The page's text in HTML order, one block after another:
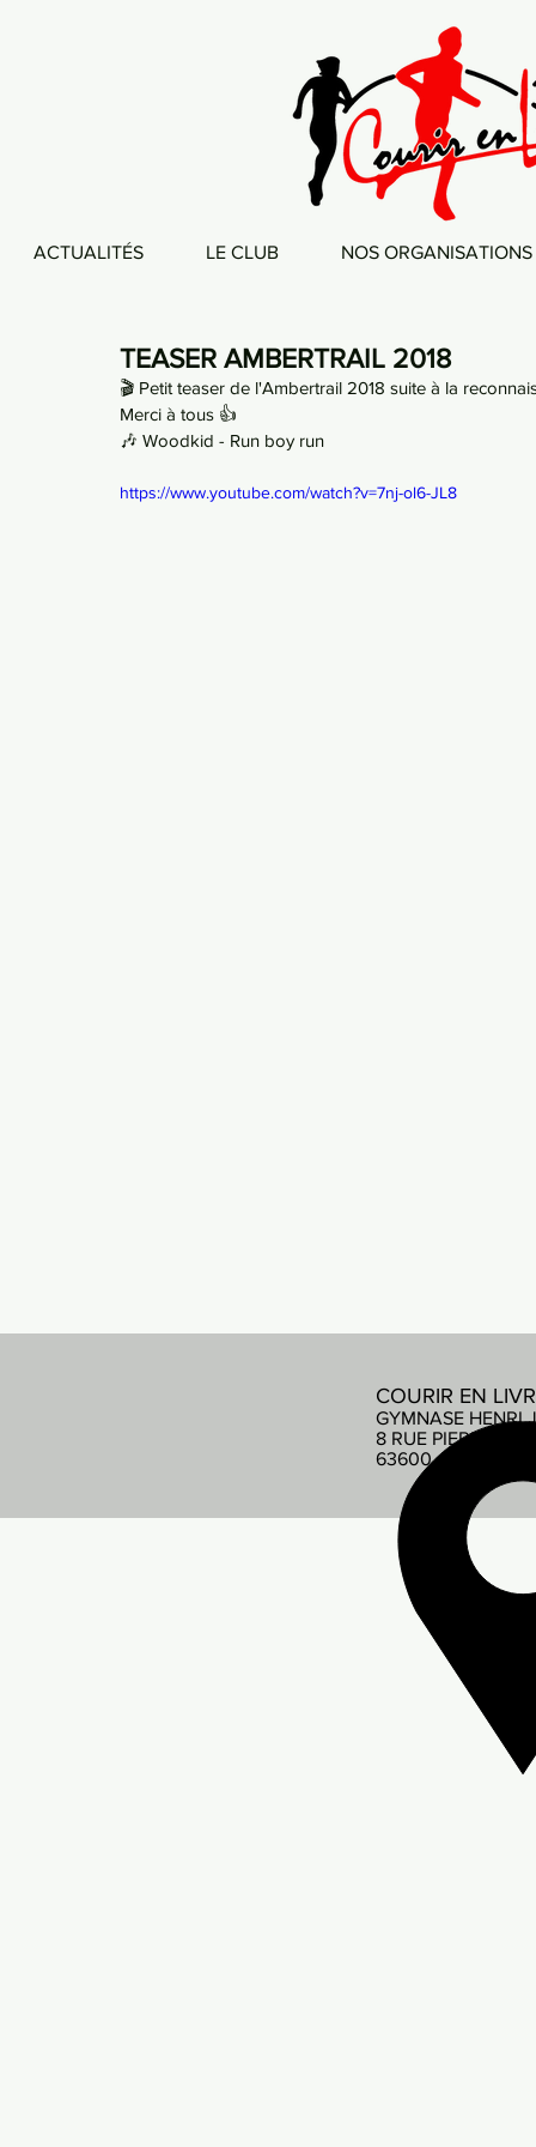
ACTUALITÉS LE CLUB NOS ORGANISATIONS
TEASER AMBERTRAIL 2018
🎬 Petit teaser de l'Ambertrail 2018 suite à la
Merci à tous 👍
🎶 Woodkid - Run boy run
https://www.youtube.com/watch?v=7nj-ol6-JL8
COURIR EN
GYMNASE HENRI
8 RUE PIERRE DE
63600 AMBERT